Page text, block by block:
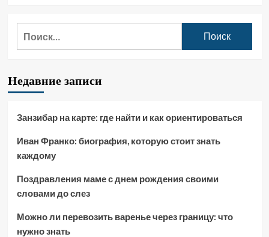
Недавние записи
Занзибар на карте: где найти и как ориентироваться
Иван Франко: биография, которую стоит знать
каждому
Поздравления маме с днем рождения своими
словами до слез
Можно ли перевозить варенье через границу: что
нужно знать